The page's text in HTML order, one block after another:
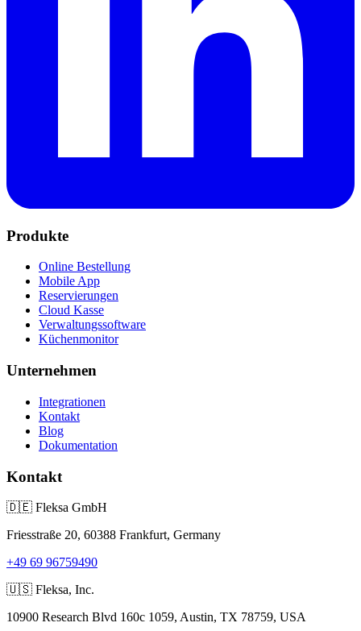
Produkte
Online Bestellung
Mobile App
Reservierungen
Cloud Kasse
Verwaltungssoftware
Küchenmonitor
Unternehmen
Integrationen
Kontakt
Blog
Dokumentation
Kontakt
🇩🇪 Fleksa GmbH
Friesstraße 20, 60388 Frankfurt, Germany
+49 69 96759490
🇺🇸 Fleksa, Inc.
10900 Research Blvd 160c 1059, Austin, TX 78759, USA